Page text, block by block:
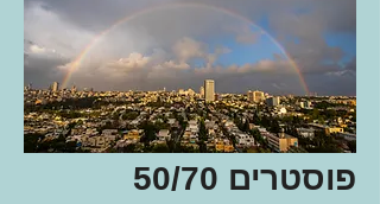
פוסטרים 50/70